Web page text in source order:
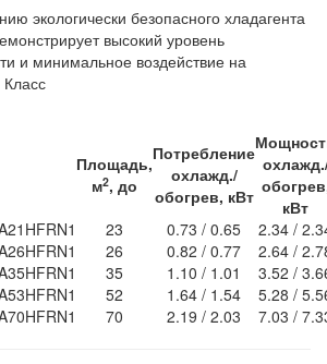
экологически безопасного хладагента
высокий уровень
и минимальное воздействие на
Площадь,
м2, до
Потребление
охлажд./
обогрев, кВт
кВт
23 0.73 / 0.65
2.34 /
26 0.82 / 0.77
2.64 /
35 1.10 / 1.01
3.52 /
52 1.64 / 1.54
5.28 /
70 2.19 / 2.03 7.03 /